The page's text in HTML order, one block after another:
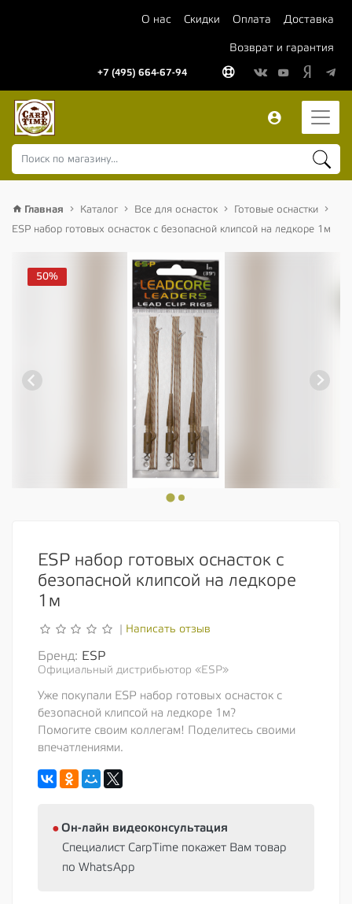
О нас Скидки Оплата Доставка
Возврат и гарантия
+7 (495) 664-67-94
Главная Каталог Все для оснасток
Готовые оснастки
ESP набор готовых оснасток с безопасной клипсой на ледкоре 1м
50%
ESP набор готовых оснасток с
безопасной клипсой на ледкоре
1м
Написать отзыв
Бренд: ESP
Официальный дистрибьютор «ESP»
Уже покупали ESP набор готовых оснасток с
безопасной клипсой на ледкоре 1м?
Помогите своим коллегам! Поделитесь своими
впечатлениями.
⦁ Oн-лайн видеоконсультация
Специалист CarpTime покажет Вам товар
по WhatsApp